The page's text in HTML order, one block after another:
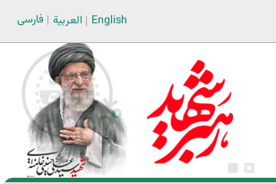
فارسی العربية English